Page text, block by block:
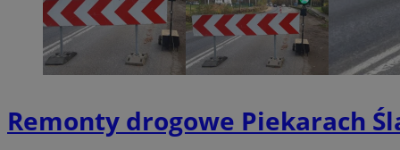
Remonty drogowe Piekarach
SessID
MvSessID